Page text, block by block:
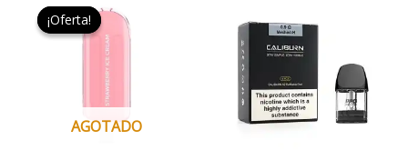
¡Oferta!
AGOTADO
¡Oferta!
precio
original
era:
precio
actual
es:
3,00 €.